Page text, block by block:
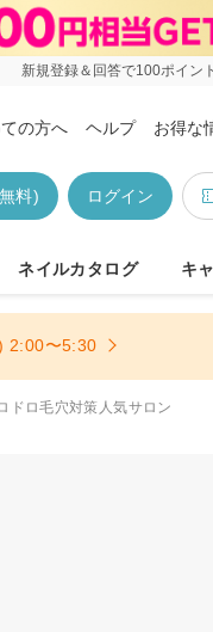
新規登録＆回答で100ポイン
の方へ ヘルプ お得な
ログイン
料)
ネイルカタログ キ
2:00〜5:30
ドロ毛穴対策人気サロン